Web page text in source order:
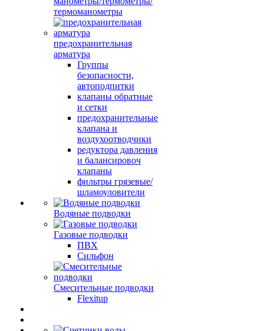
термоманометры
предохранительная
арматура
Группы
безопасности,
автоподпитки
клапаны обратные
и сетки
предохранительные
клапана и
воздухоотводчики
редуктора давления
и балансировоч
клапаны
фильтры грязевые/
шламоуловители
Водяные подводки
Газовые подводки
ПВХ
Сильфон
Смесительные подводки
Flexitup